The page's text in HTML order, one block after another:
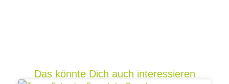
Das könnte Dich auch interessieren